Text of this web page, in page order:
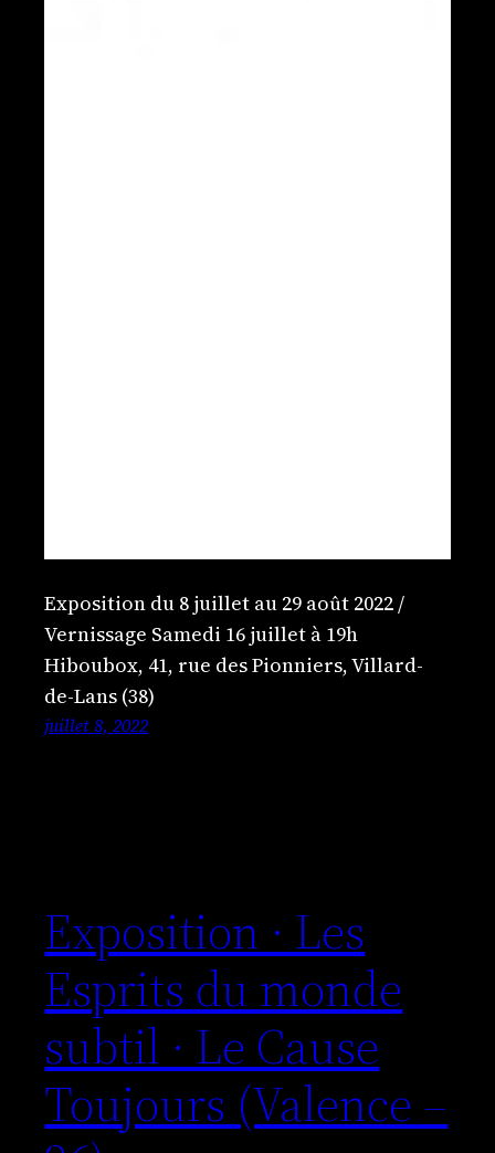
Exposition du 8 juillet au 29 août 2022 /
Vernissage Samedi 16 juillet à 19h
Hiboubox, 41, rue des Pionniers, Villard-
de-Lans (38)
juillet 8, 2022
Exposition · Les
Esprits du monde
subtil · Le Cause
Toujours (Valence –